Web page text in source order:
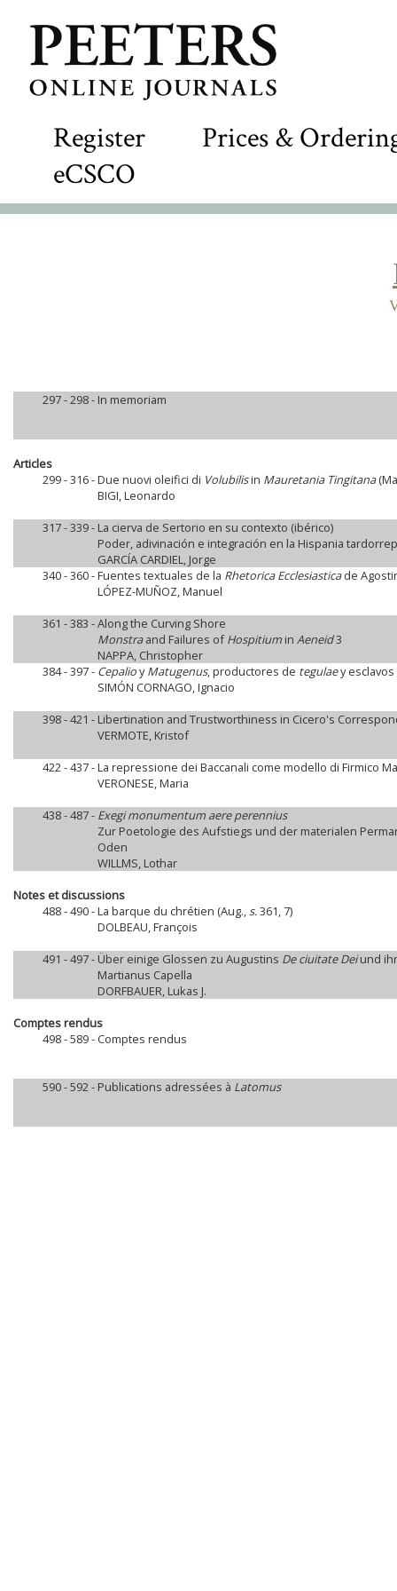
Register
Prices &
eCSCO
297 - 298 - In memoriam
Articles
299 - 316 -Due nuovi oleifici di Volubilisin Mauretania Tingitana
BIGI, Leonardo
317 - 339 - La cierva de Sertorio en su contexto (ibérico)
Poder, adivinación e integración en la Hispania
GARCÍA CARDIEL, Jorge
340 - 360 -Fuentes textuales de la Rhetorica Ecclesiasticade
LÓPEZ-MUÑOZ, Manuel
361 - 383 -Along the Curving Shore
Monstraand Failures ofHospitium in Aeneid3
NAPPA, Christopher
384 - 397 - CepalioyMatugenus, productores de tegulaey
SIMÓN CORNAGO, Ignacio
398 - 421 - Libertination and Trustworthiness in Cicero's
VERMOTE, Kristof
422 - 437 -La repressione dei Baccanali come modello di Firmico
VERONESE, Maria
438 - 487 - Exegi monumentum aere perennius
Zur Poetologie des Aufstiegs und der materialen
Oden
WILLMS, Lothar
Notes et discussions
488 - 490 -La barque du chrétien (Aug.,s.361, 7)
DOLBEAU, François
491 - 497 - Über einige Glossen zu Augustins De ciuitate Deiund
Martianus Capella
DORFBAUER, Lukas J.
Comptes rendus
498 - 589 - Comptes rendus
590 - 592 - Publications adressées à Latomus